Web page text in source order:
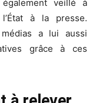
également veillé à
l’État à la presse.
médias a lui aussi
grâce à ces